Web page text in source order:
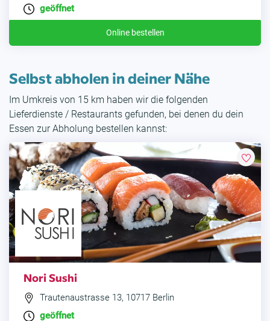
geöffnet
Online bestellen
Selbst abholen in deiner Nähe
Im Umkreis von 15 km haben wir die folgenden
Lieferdienste / Restaurants gefunden, bei denen du dein
Essen zur Abholung bestellen kannst:
Nori Sushi
Trautenaustrasse 13, 10717 Berlin
geöffnet